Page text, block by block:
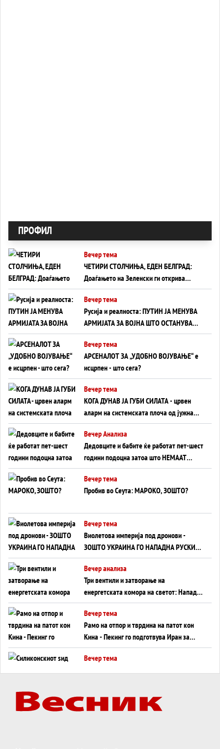
ПРОФИЛ
Вечер тема
ЧЕТИРИ СТОЛЧИЊА, ЕДЕН БЕЛГРАД:
Доаѓањето на Зеленски ги открива
тајните на политиката на балансирање
на Вучиќ
Вечер тема
Русија и реалноста: ПУТИН ЈА МЕНУВА
АРМИЈАТА ЗА ВОЈНА ШТО ОСТАНУВА
БЕЗ ФРОНТ
Вечер тема
АРСЕНАЛОТ ЗА „УДОБНО ВОЈУВАЊЕ“ е
исцрпен - што сега?
Вечер тема
КОГА ДУНАВ ЈА ГУБИ СИЛАТА - црвен
аларм на системската плоча од јужна
Германија до Црното Море...
Вечер Анализа
Дедовците и бабите ќе работат пет-шест
години подоцна затоа што НЕМААТ
ВНУЦИ ДА ГИ ЗАМЕНАТ
Вечер тема
Пробив во Сеута: МАРОКО, ЗОШТО?
Вечер тема
Виолетова империја под дронови -
ЗОШТО УКРАИНА ГО НАПАДНА РУСКИОТ
WILDBERRIES
Вечер анализа
Три вентили и затворање на
енергетската комора на светот: Нападот
во Суец најавува глобален енергетски
инфаркт?
Вечер тема
Рамо на отпор и тврдина на патот кон
Кина - Пекинг го подготвува Иран за
американска копнена инвазија
Вечер тема
Вечер тема
Трамп тврди дека повторно „разговара“